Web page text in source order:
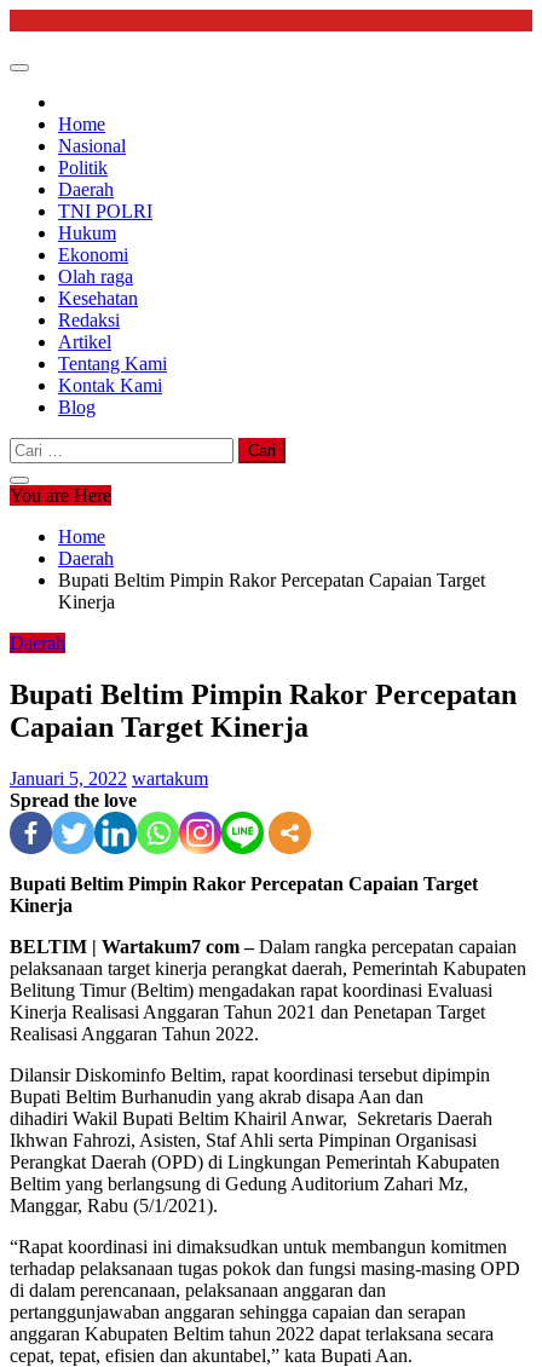
content
Home
Nasional
Politik
Daerah
TNI POLRI
Hukum
Ekonomi
Olah raga
Kesehatan
Redaksi
Artikel
Tentang Kami
Kontak Kami
Blog
Cari
untuk:
You are Here
Home
Daerah
Bupati Beltim Pimpin Rakor Percepatan Capaian Target
Kinerja
Daerah
Bupati Beltim Pimpin Rakor Percepatan
Capaian Target Kinerja
Januari 5, 2022 wartakum
Spread the love
Bupati Beltim Pimpin Rakor Percepatan Capaian Target
Kinerja
BELTIM | Wartakum7 com –Dalam rangka percepatan capaian
pelaksanaan target kinerja perangkat daerah, Pemerintah Kabupaten
Belitung Timur (Beltim) mengadakan rapat koordinasi Evaluasi
Kinerja Realisasi Anggaran Tahun 2021 dan Penetapan Target
Realisasi Anggaran Tahun 2022.
Dilansir Diskominfo Beltim, rapat koordinasi tersebut dipimpin
Bupati Beltim Burhanudin yang akrab disapa Aan dan
dihadiri Wakil Bupati Beltim Khairil Anwar, Sekretaris Daerah
Ikhwan Fahrozi, Asisten, Staf Ahli serta Pimpinan Organisasi
Perangkat Daerah (OPD) di Lingkungan Pemerintah Kabupaten
Beltim yang berlangsung di Gedung Auditorium Zahari Mz,
Manggar, Rabu (5/1/2021).
“Rapat koordinasi ini dimaksudkan untuk membangun komitmen
terhadap pelaksanaan tugas pokok dan fungsi masing-masing OPD
di dalam perencanaan, pelaksanaan anggaran dan
pertanggunjawaban anggaran sehingga capaian dan serapan
anggaran Kabupaten Beltim tahun 2022 dapat terlaksana secara
cepat, tepat, efisien dan akuntabel,” kata Bupati Aan.